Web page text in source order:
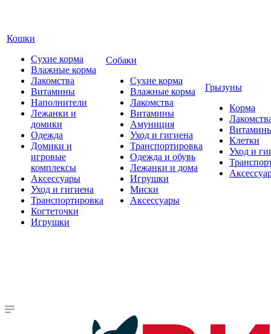
Кошки
Сухие корма
Влажные корма
Лакомства
Витамины
Наполнители
Лежанки и
домики
Одежда
Домики и
игровые
комплексы
Аксессуары
Уход и гигиена
Транспортировка
Когтеточки
Игрушки
Собаки
Сухие корма
Влажные корма
Лакомства
Витамины
Амуниция
Уход и гигиена
Транспортировка
Одежда и обувь
Лежанки и дома
Игрушки
Миски
Аксессуары
Грызуны
Корма
Клетки
Уход и